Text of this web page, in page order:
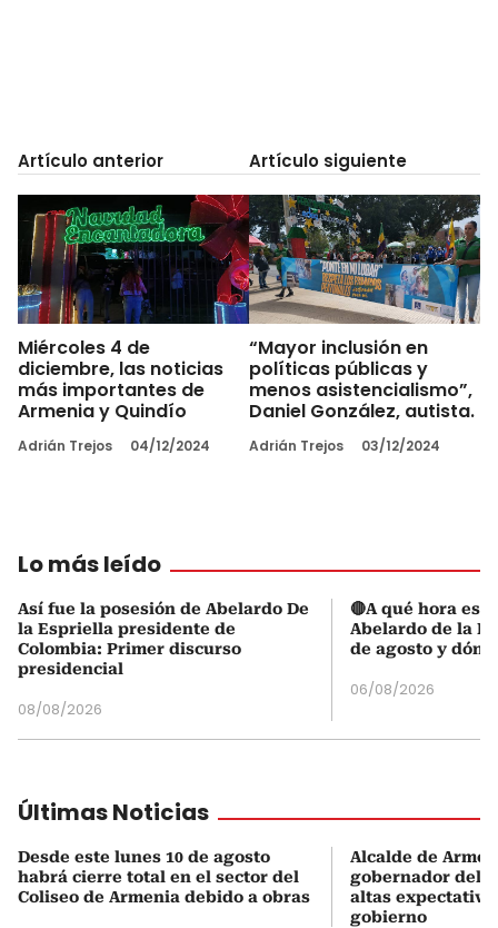
Artículo anterior
Miércoles 4 de
diciembre, las noticias
más importantes de
Armenia y Quindío
Adrián Trejos 04/12/2024
Artículo siguiente
“Mayor inclusión en
políticas públicas y
menos asistencialismo”,
Daniel González, autista.
Adrián Trejos 03/12/2024
Lo más leído
Así fue la posesión de Abelardo De
la Espriella presidente de
Colombia: Primer discurso
presidencial
08/08/2026
🔴A qué hora es
Abelardo de la
de agosto y
06/08/2026
Últimas Noticias
Desde este lunes 10 de agosto
habrá cierre total en el sector del
Coliseo de Armenia debido a obras
Alcalde de
gobernador del
altas
gobierno